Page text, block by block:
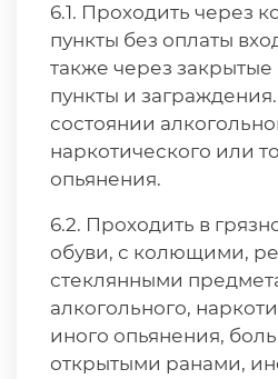
6.1. Проходить через
пункты без оплаты
также через
пункты и
состоянии
наркотического или
опьянения.
6.2. Проходить в
обуви, с колющими,
стеклянными
алкогольного,
иного опьянения,
открытыми ранами,